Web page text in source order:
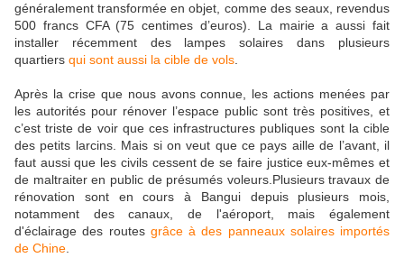
généralement transformée en objet, comme des seaux, revendus
500 francs CFA (75 centimes d’euros). La mairie a aussi fait
installer récemment des lampes solaires dans plusieurs
quartiers qui sont aussi la cible de vols
Après la crise que nous avons connue, les actions menées par
les autorités pour rénover l’espace public sont très positives, et
c’est triste de voir que ces infrastructures publiques sont la cible
des petits larcins. Mais si on veut que ce pays aille de l’avant, il
faut aussi que les civils cessent de se faire justice eux-mêmes et
de maltraiter en public de présumés voleurs.Plusieurs travaux de
rénovation sont en cours à Bangui depuis plusieurs mois,
notamment des canaux, de l'aéroport, mais également
d'éclairage des routes grâce à des panneaux solaires importés
de Chine